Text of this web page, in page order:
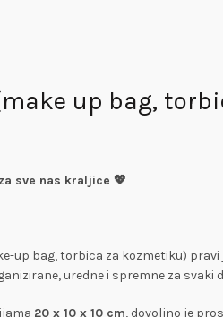
up bag,
sve nas kraljice 💖
up bag, torbica za kozmetiku) pravi
uredne i spremne za svaki
20 x 10 x 10 cm, dovoljno je